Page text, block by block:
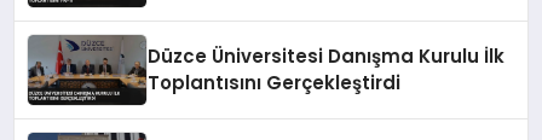
Düzce Üniversitesi Danışma Kurulu İlk
Toplantısını Gerçekleştirdi